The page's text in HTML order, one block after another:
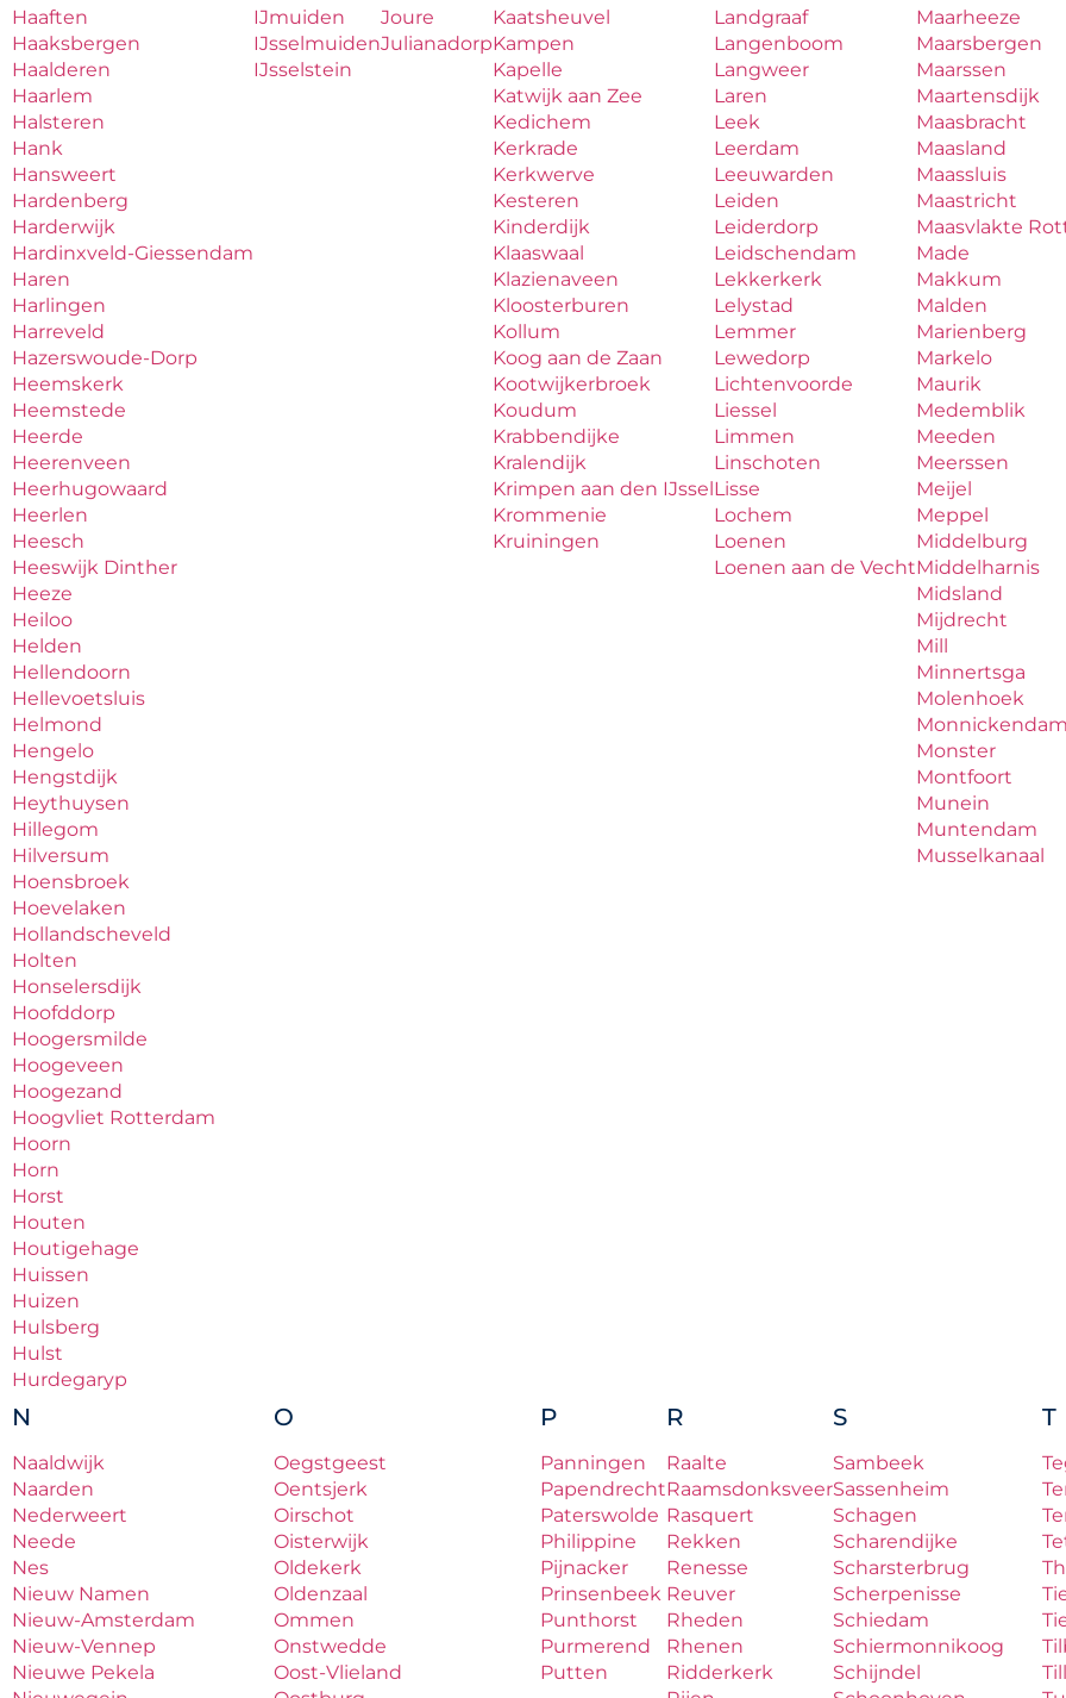
Haaften
Haaksbergen
Haalderen
Haarlem
Halsteren
Hank
Hansweert
Hardenberg
Harderwijk
Hardinxveld-Giessendam
Haren
Harlingen
Harreveld
Hazerswoude-Dorp
Heemskerk
Heemstede
Heerde
Heerenveen
Heerhugowaard
Heerlen
Heesch
Heeswijk Dinther
Heeze
Heiloo
Helden
Hellendoorn
Hellevoetsluis
Helmond
Hengelo
Hengstdijk
Heythuysen
Hillegom
Hilversum
Hoensbroek
Hoevelaken
Hollandscheveld
Holten
Honselersdijk
Hoofddorp
Hoogersmilde
Hoogeveen
Hoogezand
Hoogvliet Rotterdam
Hoorn
Horn
Horst
Houten
Houtigehage
Huissen
Huizen
Hulsberg
Hulst
Hurdegaryp
IJmuiden
IJsselmuiden
IJsselstein
Joure
Julianadorp
Kaatsheuvel
Kampen
Kapelle
Katwijk aan Zee
Kedichem
Kerkrade
Kerkwerve
Kesteren
Kinderdijk
Klaaswaal
Klazienaveen
Kloosterburen
Kollum
Koog aan de Zaan
Kootwijkerbroek
Koudum
Krabbendijke
Kralendijk
Krimpen aan den IJssel
Krommenie
Kruiningen
Landgraaf
Langenboom
Langweer
Laren
Leek
Leerdam
Leeuwarden
Leiden
Leiderdorp
Leidschendam
Lekkerkerk
Lelystad
Lemmer
Lewedorp
Lichtenvoorde
Liessel
Limmen
Linschoten
Lisse
Lochem
Loenen
Loenen aan de Vecht
Maarheeze
Maarsbergen
Maarssen
Maartensdijk
Maasbracht
Maasland
Maassluis
Maastricht
Maasvlakte
Made
Makkum
Malden
Marienberg
Markelo
Maurik
Medemblik
Meeden
Meerssen
Meijel
Meppel
Middelburg
Middelharnis
Midsland
Mijdrecht
Mill
Minnertsga
Molenhoek
Monnickendam
Monster
Montfoort
Munein
Muntendam
Musselkanaal
N
Naaldwijk
Naarden
Nederweert
Neede
Nes
Nieuw Namen
Nieuw-Amsterdam
Nieuw-Vennep
Nieuwe Pekela
O
Oegstgeest
Oentsjerk
Oirschot
Oisterwijk
Oldekerk
Oldenzaal
Ommen
Onstwedde
Oost-Vlieland
P
Panningen
Papendrecht
Paterswolde
Philippine
Pijnacker
Prinsenbeek
Punthorst
Purmerend
Putten
R
Raalte
Raamsdonksveer
Rasquert
Rekken
Renesse
Reuver
Rheden
Rhenen
Ridderkerk
S
Sambeek
Sassenheim
Schagen
Scharendijke
Scharsterbrug
Scherpenisse
Schiedam
Schiermonnikoog
Schijndel
T